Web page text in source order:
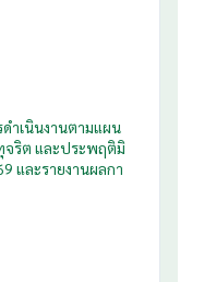
ำเนินงานตามแผน
ริต และประพฤติมิ
และรายงานผลกา